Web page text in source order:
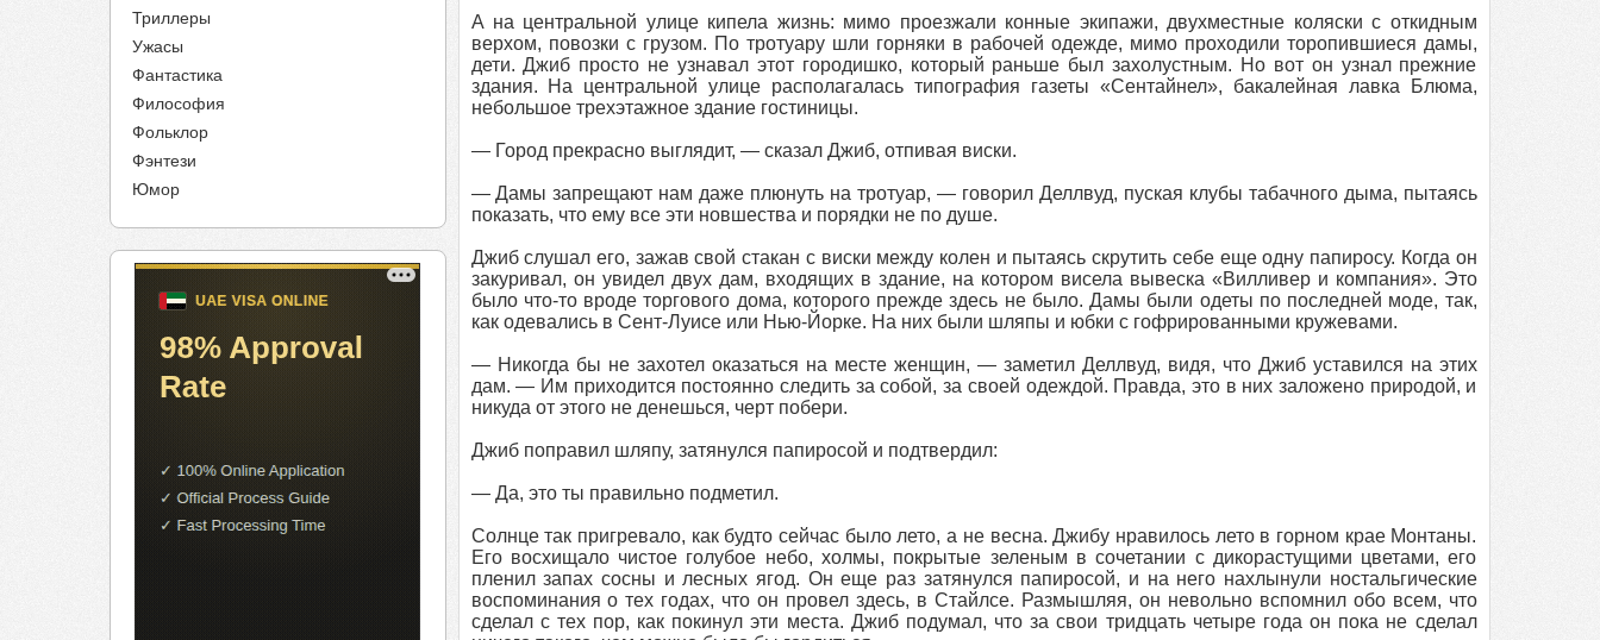
Триллеры
Ужасы
Фантастика
Философия
Фольклор
Фэнтези
Юмор
А на центральной улице кипела жизнь: мимо проезжали конные экипажи, двухместные коляски с откидным
верхом, повозки с грузом. По тротуару шли горняки в рабочей одежде, мимо проходили торопившиеся дамы,
дети. Джиб просто не узнавал этот городишко, который раньше был захолустным. Но вот он узнал прежние
здания. На центральной улице располагалась типография газеты «Сентайнел», бакалейная лавка Блюма,
небольшое трехэтажное здание гостиницы.
— Город прекрасно выглядит, — сказал Джиб, отпивая виски.
— Дамы запрещают нам даже плюнуть на тротуар, — говорил Деллвуд, пуская клубы табачного дыма, пытаясь
показать, что ему все эти новшества и порядки не по душе.
Джиб слушал его, зажав свой стакан с виски между колен и пытаясь скрутить себе еще одну папиросу. Когда он
закуривал, он увидел двух дам, входящих в здание, на котором висела вывеска «Вилливер и компания». Это
было что-то вроде торгового дома, которого прежде здесь не было. Дамы были одеты по последней моде, так,
как одевались в Сент-Луисе или Нью-Йорке. На них были шляпы и юбки с гофрированными кружевами.
— Никогда бы не захотел оказаться на месте женщин, — заметил Деллвуд, видя, что Джиб уставился на этих
дам. — Им приходится постоянно следить за собой, за своей одеждой. Правда, это в них заложено природой, и
никуда от этого не денешься, черт побери.
Джиб поправил шляпу, затянулся папиросой и подтвердил:
— Да, это ты правильно подметил.
Солнце так пригревало, как будто сейчас было лето, а не весна. Джибу нравилось лето в горном крае Монтаны.
Его восхищало чистое голубое небо, холмы, покрытые зеленым в сочетании с дикорастущими цветами, его
пленил запах сосны и лесных ягод. Он еще раз затянулся папиросой, и на него нахлынули ностальгические
воспоминания о тех годах, что он провел здесь, в Стайлсе. Размышляя, он невольно вспомнил обо всем, что
сделал с тех пор, как покинул эти места. Джиб подумал, что за свои тридцать четыре года он пока не сделал